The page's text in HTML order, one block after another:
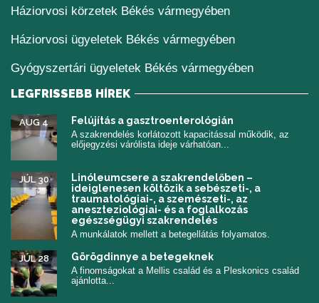
Háziorvosi körzetek Békés vármegyében
Háziorvosi ügyeletek Békés vármegyében
Gyógyszertári ügyeletek Békés vármegyében
LEGFRISSEBB HÍREK
Felújítás a gasztroenterológián
AUG 4
A szakrendelés korlátozott kapacitással működik, az
előjegyzési várólista ideje várhatóan...
Linóleumcsere a szakrendelőben –
ideiglenesen költözik a sebészeti-, a
traumatológiai-, a szemészeti-, az
aneszteziológiai- és a foglalkozás
egészségügyi szakrendelés
JÚL 30
A munkálatok mellett a betegellátás folyamatos.
Görögdinnye a betegeknek
JÚL 28
A finomságokat a Mellis család és a Pleskonics család
ajánlotta...